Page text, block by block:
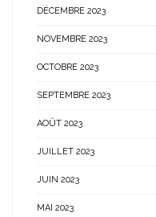
DÉCEMBRE 2023
NOVEMBRE 2023
OCTOBRE 2023
SEPTEMBRE 2023
AOÛT 2023
JUILLET 2023
JUIN 2023
MAI 2023